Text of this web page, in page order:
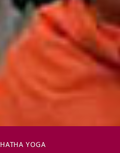
HATHA YOGA